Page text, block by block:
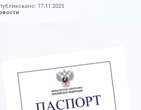
17.11.2025